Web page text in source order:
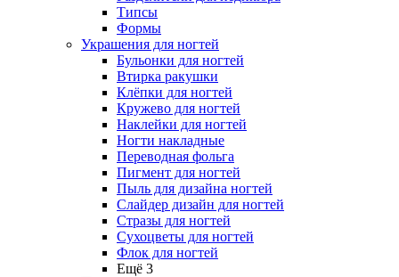
Типсы
Формы
Украшения для ногтей
Бульонки для ногтей
Втирка ракушки
Клёпки для ногтей
Кружево для ногтей
Наклейки для ногтей
Ногти накладные
Переводная фольга
Пигмент для ногтей
Пыль для дизайна ногтей
Слайдер дизайн для ногтей
Стразы для ногтей
Сухоцветы для ногтей
Флок для ногтей
Ещё 3